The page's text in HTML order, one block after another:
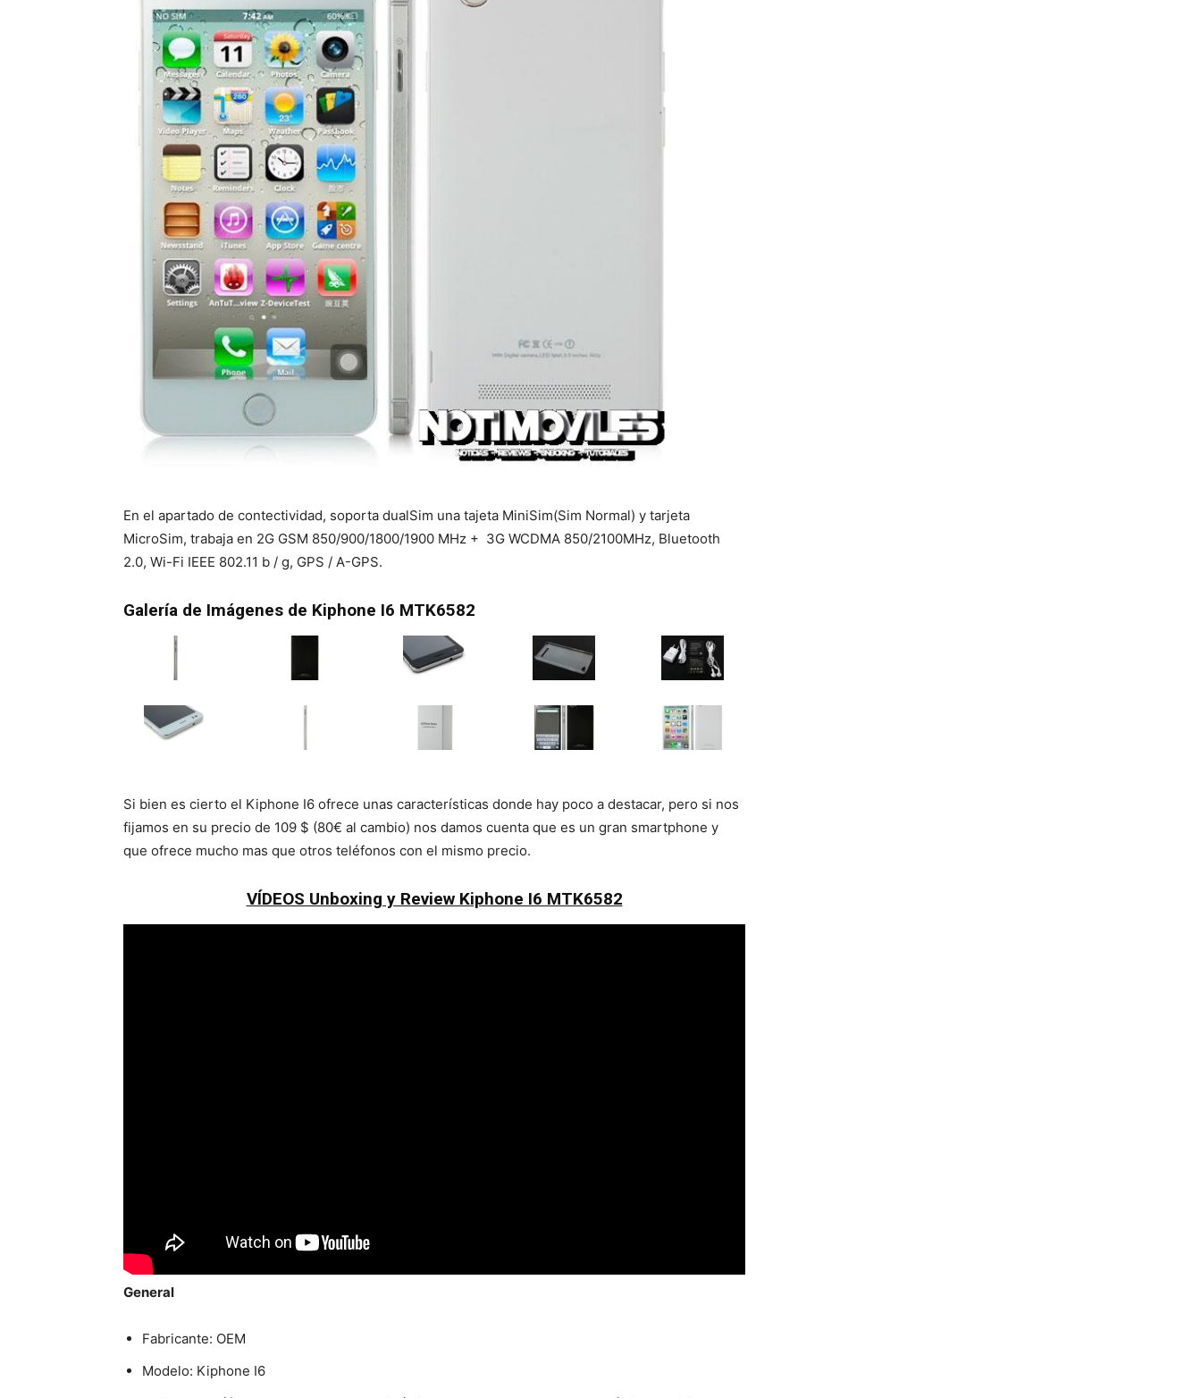
En el apartado de contectividad, soporta dualSim una tajeta MiniSim(Sim Normal) y tarjeta
MicroSim, trabaja en 2G GSM 850/900/1800/1900 MHz + 3G WCDMA 850/2100MHz, Bluetooth
2.0, Wi-Fi IEEE 802.11 b / g, GPS / A-GPS.
Galería de Imágenes de Kiphone I6 MTK6582
Si bien es cierto el Kiphone I6 ofrece unas características donde hay poco a destacar, pero si nos
fijamos en su precio de 109 $ (80€ al cambio) nos damos cuenta que es un gran smartphone y
que ofrece mucho mas que otros teléfonos con el mismo precio.
VÍDEOS Unboxing y Review Kiphone I6 MTK6582
General
Fabricante: OEM
Modelo: Kiphone I6